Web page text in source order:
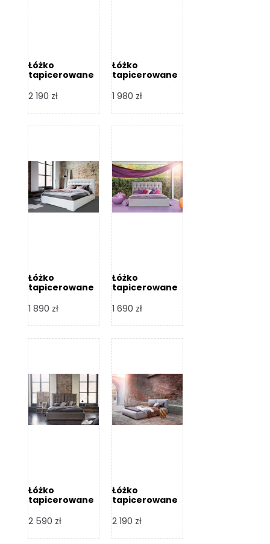
Łóżko
tapicerowane
Design
2 190 zł
Łóżko
tapicerowane
Design
1 980 zł
Łóżko
tapicerowane
Design
1 890 zł
Łóżko
tapicerowane
Design
1 690 zł
Łóżko
tapicerowane
Design
2 590 zł
Łóżko
tapicerowane
Design
2 190 zł